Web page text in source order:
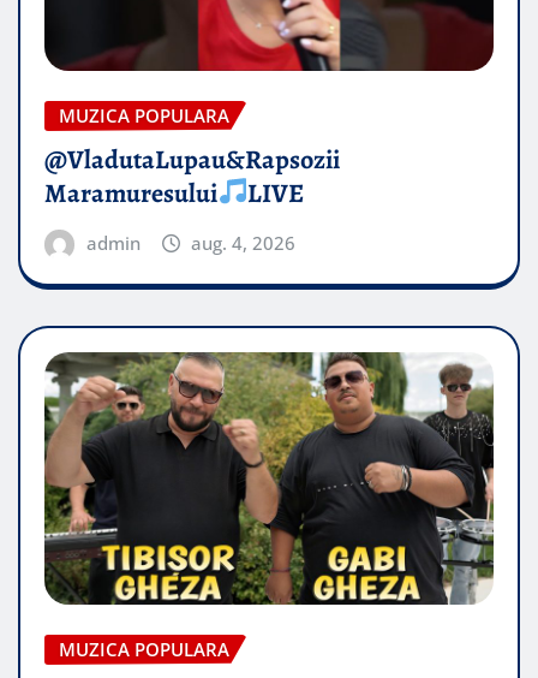
MUZICA POPULARA
@VladutaLupau&Rapsozii
Maramuresului
LIVE
admin aug. 4, 2026
MUZICA POPULARA